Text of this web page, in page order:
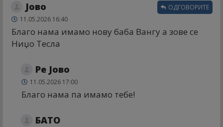
Јово
11.05.2026 16:40
Благо нама имамо нову баба Вангу а зове се
Ниџо Тесла
ОДГОВОРИТЕ
Ре Јово
11.05.2026 17:00
Благо нама па имамо тебе!
БАТО